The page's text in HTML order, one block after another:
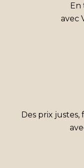
En
avec
Des prix